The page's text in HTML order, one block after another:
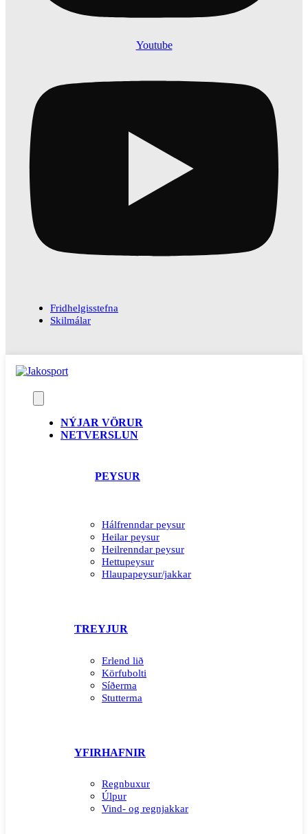
Youtube
Fridhelgisstefna
Skilmálar
NÝJAR VÖRUR
NETVERSLUN
PEYSUR
Hálfrenndar peysur
Heilar peysur
Heilrenndar peysur
Hettupeysur
Hlaupapeysur/jakkar
TREYJUR
Erlend lið
Körfubolti
Síðerma
Stutterma
YFIRHAFNIR
Regnbuxur
Úlpur
Vind- og regnjakkar